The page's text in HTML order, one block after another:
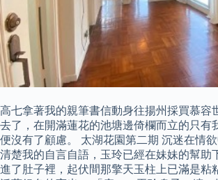
高七拿著我的親筆書信動身往揚州採買慕容
去了，在開滿蓮花的池塘邊倚欄而立的只有
便沒有了顧慮。 太湖花園第二期 沉迷在情
清楚我的自言自語，玉玲已經在妹妹的幫助
進了肚子裡，起伏間那擎天玉柱上已滿是粘